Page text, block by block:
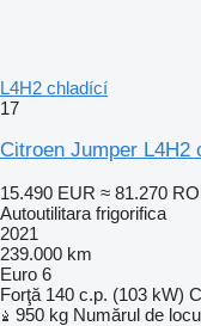
L4H2 chladící
17
Citroen Jumper L4H2
15.490 EUR ≈ 81.270
Autoutilitara frigorifica
2021
239.000 km
Euro 6
Forţă 140 c.p. (103 kW)
950 kg Numărul de